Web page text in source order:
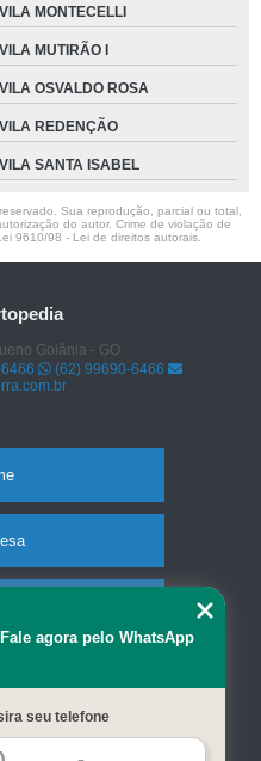
VILA MONTECELLI
VILA MUTIRÃO I
VILA OSVALDO ROSA
VILA REDENÇÃO
VILA SANTA ISABEL
Sua reprodução, parcial ou total,
do autor. Crime de violação de
9610/98 - Lei de direitos autorais
Goiânia - GO
(62) 99690-6466
agora pelo WhatsApp
seu telefone